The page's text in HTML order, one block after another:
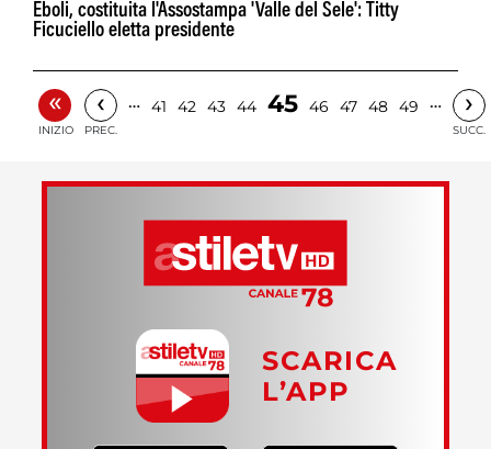
Eboli, costituita l'Assostampa 'Valle del Sele': Titty
Ficuciello eletta presidente
«
INIZIO
‹
PREC.
… 41 42 43 44 45 46 47 48 49 … ›
SUCC.
SCARICA
L’APP